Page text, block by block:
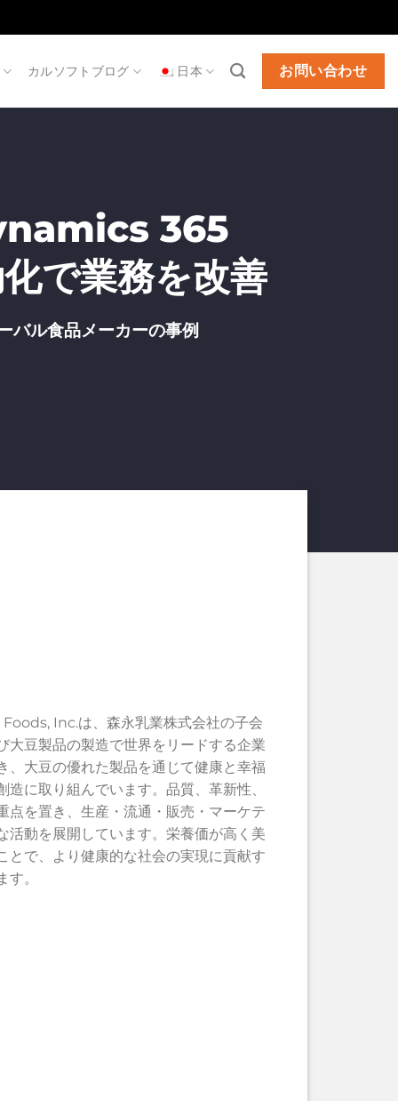
カルソフトブログ 日本 お問い合わせ
365
で業務を改善
バル食品メーカーの事例
Inc.は、森永乳業株式会社の子会
大豆製品の製造で世界をリードする企業
、大豆の優れた製品を通じて健康と幸福
造に取り組んでいます。品質、革新性、
点を置き、生産・流通・販売・マーケテ
活動を展開しています。栄養価が高く美
とで、より健康的な社会の実現に貢献す
。